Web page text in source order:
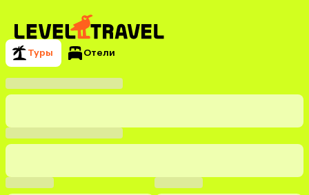
Туры Отели